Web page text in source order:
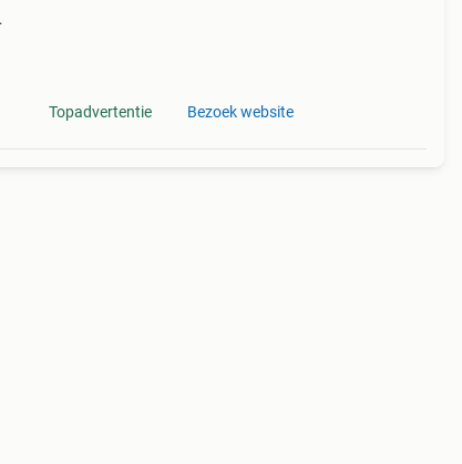
Topadvertentie Bezoek website